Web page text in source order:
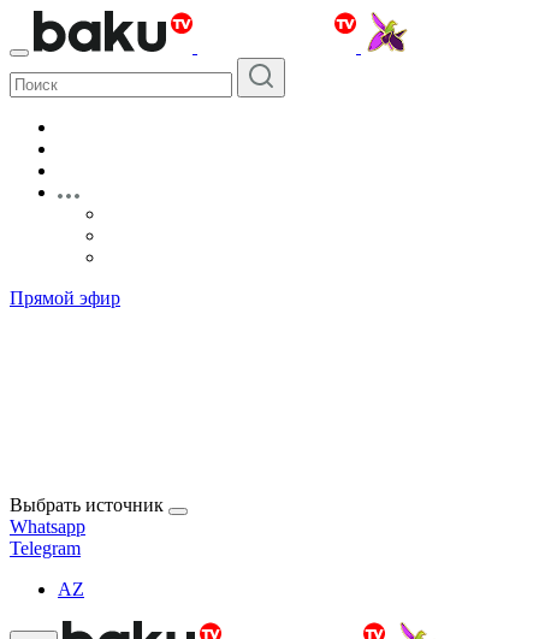
Прямой эфир
Выбрать источник
Whatsapp
Telegram
AZ